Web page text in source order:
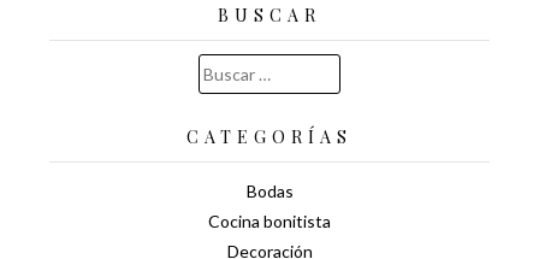
BUSCAR
Buscar:
CATEGORÍAS
Bodas
Cocina bonitista
Decoración